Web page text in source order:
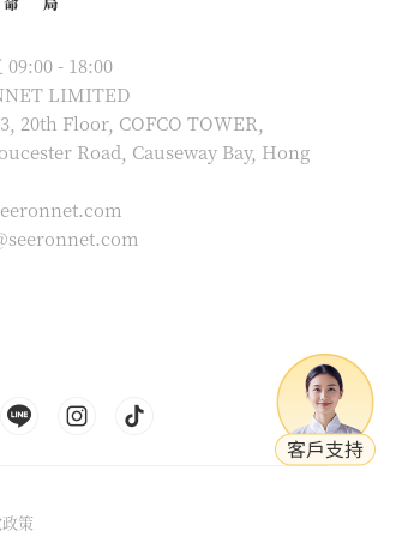
09:00 - 18:00
LIMITED
20th Floor, COFCO TOWER,
Road, Causeway Bay, Hong
策